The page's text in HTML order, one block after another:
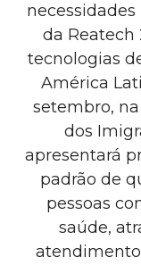
da Reatech
tecnologias
América
setembro,
dos
apresentará
padrão de
pessoas
saúde,
atendimento